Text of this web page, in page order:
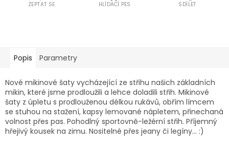
ZEPTAT SE HLÍDACÍ PES SDÍLET
Popis Parametry
Nové mikinové šaty vycházející ze střihu našich základních
mikin, které jsme prodloužili a lehce doladili střih. Mikinové
šaty z úpletu s prodlouženou délkou rukávů, obřím límcem
se stuhou na stažení, kapsy lemované nápletem, přinechaná
volnost přes pas. Pohodlný sportovně-ležérní střih. Příjemný
hřejivý kousek na zimu. Nositelné přes jeany či legíny... :)